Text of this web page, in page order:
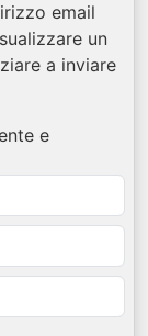
email
un
a inviare
e